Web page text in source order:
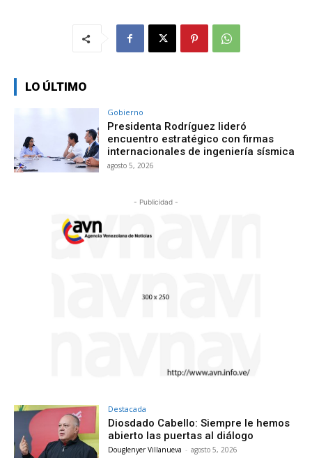
LO ÚLTIMO
Gobierno
Presidenta Rodríguez lideró
encuentro estratégico con firmas
internacionales de ingeniería sísmica
agosto 5, 2026
- Publicidad -
Destacada
Diosdado Cabello: Siempre le hemos
abierto las puertas al diálogo
Douglenyer Villanueva - agosto 5, 2026